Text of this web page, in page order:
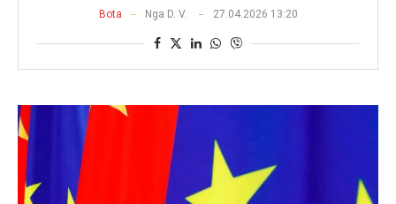
Bota Nga D. V. 27.04.2026 13:20